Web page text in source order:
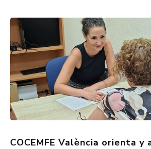
COCEMFE València orienta y